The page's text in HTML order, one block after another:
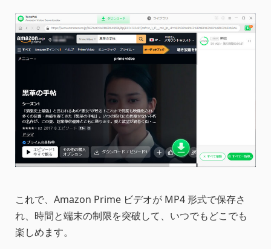
これで、Amazon Prime ビデオが MP4 形式で保存さ
れ、時間と端末の制限を突破して、いつでもどこでも
楽しめます。